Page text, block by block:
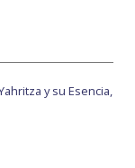
y su Esencia,